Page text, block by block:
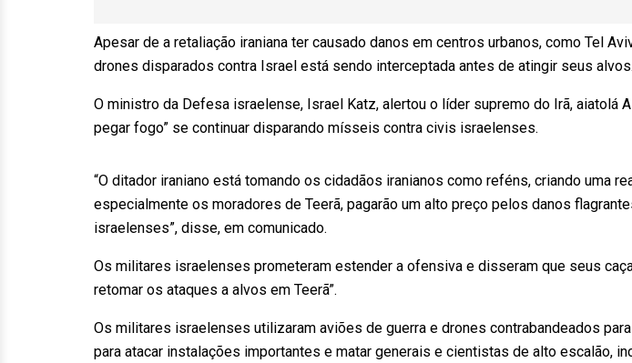
Apesar de a retaliação iraniana ter causado danos em centros urbanos, como Tel
drones disparados contra Israel está sendo interceptada antes de atingir seus alvos.
O ministro da Defesa israelense, Israel Katz, alertou o líder supremo do Irã, aiatolá
pegar fogo” se continuar disparando mísseis contra civis israelenses.
“O ditador iraniano está tomando os cidadãos iranianos como reféns, criando uma
especialmente os moradores de Teerã, pagarão um alto preço pelos danos
israelenses”, disse, em comunicado.
Os militares israelenses prometeram estender a ofensiva e disseram que seus
retomar os ataques a alvos em Teerã”.
Os militares israelenses utilizaram aviões de guerra e drones contrabandeados
para atacar instalações importantes e matar generais e cientistas de alto escalão,